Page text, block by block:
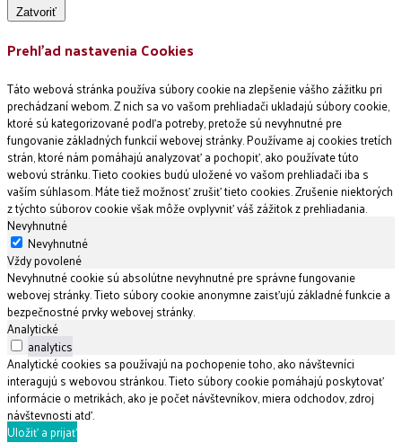
Zatvoriť
Prehľad nastavenia Cookies
Táto webová stránka používa súbory cookie na zlepšenie vášho zážitku pri
prechádzaní webom. Z nich sa vo vašom prehliadači ukladajú súbory cookie,
ktoré sú kategorizované podľa potreby, pretože sú nevyhnutné pre
fungovanie základných funkcií webovej stránky. Používame aj cookies tretích
strán, ktoré nám pomáhajú analyzovať a pochopiť, ako používate túto
webovú stránku. Tieto cookies budú uložené vo vašom prehliadači iba s
vaším súhlasom. Máte tiež možnosť zrušiť tieto cookies. Zrušenie niektorých
z týchto súborov cookie však môže ovplyvniť váš zážitok z prehliadania.
Nevyhnutné
Nevyhnutné
Vždy povolené
Nevyhnutné cookie sú absolútne nevyhnutné pre správne fungovanie
webovej stránky. Tieto súbory cookie anonymne zaisťujú základné funkcie a
bezpečnostné prvky webovej stránky.
Analytické
analytics
Analytické cookies sa používajú na pochopenie toho, ako návštevníci
interagujú s webovou stránkou. Tieto súbory cookie pomáhajú poskytovať
informácie o metrikách, ako je počet návštevníkov, miera odchodov, zdroj
návštevnosti atď.
Uložiť a prijať